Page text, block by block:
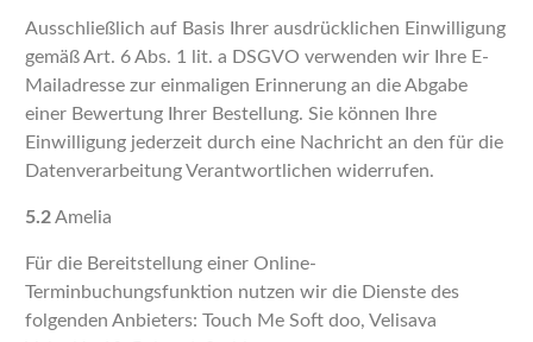
Ausschließlich auf Basis Ihrer ausdrücklichen Einwilligung
gemäß Art. 6 Abs. 1 lit. a DSGVO verwenden wir Ihre E-
Mailadresse zur einmaligen Erinnerung an die Abgabe
einer Bewertung Ihrer Bestellung. Sie können Ihre
Einwilligung jederzeit durch eine Nachricht an den für die
Datenverarbeitung Verantwortlichen widerrufen.
5.2Amelia
Für die Bereitstellung einer Online-
Terminbuchungsfunktion nutzen wir die Dienste des
folgenden Anbieters: Touch Me Soft doo, Velisava